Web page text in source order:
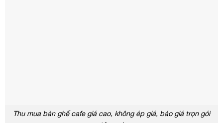
Thu mua bàn ghế cafe giá cao, không ép giá, báo giá trọn gói